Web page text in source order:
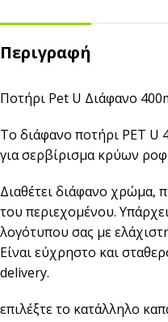
Περιγραφή
Ποτήρι Pet U Διάφανο
Το διάφανο ποτήρι PET U
για σερβίρισμα κρύων
Διαθέτει διάφανο χρώμα,
του περιεχομένου.
λογότυπου σας με
Είναι εύχρηστο και
delivery.
επιλέξτε το κατάλληλο